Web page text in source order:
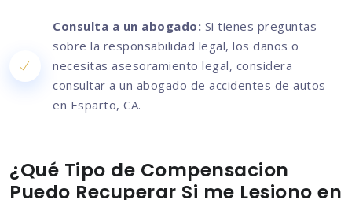
Consulta a un abogado: Si tienes preguntas
sobre la responsabilidad legal, los daños o
necesitas asesoramiento legal, considera
consultar a un abogado de accidentes de autos
en Esparto, CA.
¿Qué Tipo de Compensacion
Puedo Recuperar Si me Lesiono en